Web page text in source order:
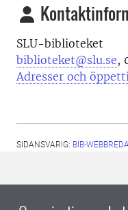
SLU-biblioteket
biblioteket@slu.se,
Adresser och
SIDANSVARIG: BIB-